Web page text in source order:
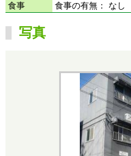
食事
食事の有無： なし
写真